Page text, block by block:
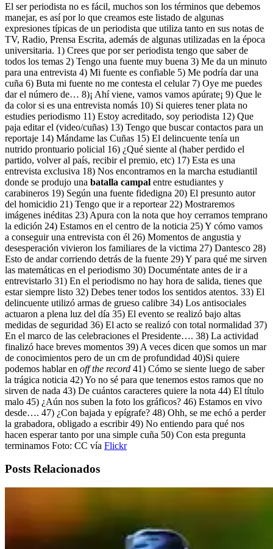
El ser periodista no es fácil, muchos son los términos que debemos
manejar, es así por lo que creamos este listado de algunas
expresiones típicas de un periodista que utiliza tanto en sus notas de
TV, Radio, Prensa Escrita, además de algunas utilizadas en la época
universitaria. 1) Crees que por ser periodista tengo que saber de
todos los temas 2) Tengo una fuente muy buena 3) Me da un minuto
para una entrevista 4) Mi fuente es confiable 5) Me podría dar una
cuña 6) Buta mi fuente no me contesta el celular 7) Oye me puedes
dar el número de… 8)¡ Ahí viene, vamos vamos apúrate¡ 9) Que le
da color si es una entrevista nomás 10) Si quieres tener plata no
estudies periodismo 11) Estoy acreditado, soy periodista 12) Que
paja editar el (video/cuñas) 13) Tengo que buscar contactos para un
reportaje 14) Mándame las Cuñas 15) El delincuente tenía un
nutrido prontuario policial 16) ¿Qué siente al (haber perdido el
partido, volver al país, recibir el premio, etc) 17) Esta es una
entrevista exclusiva 18) Nos encontramos en la marcha estudiantil
donde se produjo una batalla campal entre estudiantes y
carabineros 19) Según una fuente fidedigna 20) El presunto autor
del homicidio 21) Tengo que ir a reportear 22) Mostraremos
imágenes inéditas 23) Apura con la nota que hoy cerramos temprano
la edición 24) Estamos en el centro de la noticia 25) Y cómo vamos
a conseguir una entrevista con él 26) Momentos de angustia y
desesperación vivieron los familiares de la victima 27) Dantesco 28)
Esto de andar corriendo detrás de la fuente 29) Y para qué me sirven
las matemáticas en el periodismo 30) Documéntate antes de ir a
entrevistarlo 31) En el periodismo no hay hora de salida, tienes que
estar siempre listo 32) Debes tener todos los sentidos atentos. 33) El
delincuente utilizó armas de grueso calibre 34) Los antisociales
actuaron a plena luz del día 35) El evento se realizó bajo altas
medidas de seguridad 36) El acto se realizó con total normalidad 37)
En el marco de las celebraciones el Presidente…. 38) La actividad
finalizó hace breves momentos 39) A veces dicen que somos un mar
de conocimientos pero de un cm de profundidad 40)Si quiere
podemos hablar en off the record 41) Cómo se siente luego de saber
la trágica noticia 42) Yo no sé para que tenemos estos ramos que no
sirven de nada 43) De cuántos caracteres quiere la nota 44) El título
malo 45) ¿Aún nos suben la foto los gráficos? 46) Estamos en vivo
desde…. 47) ¿Con bajada y epígrafe? 48) Ohh, se me echó a perder
la grabadora, obligado a escribir 49) No entiendo para qué nos
hacen esperar tanto por una simple cuña 50) Con esta pregunta
terminamos Foto: CC vía Flickr
Posts Relacionados